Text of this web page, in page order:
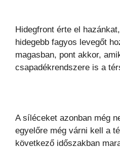
Hidegfront érte el
hidegebb fagyos levegőt
magasban, pont akkor,
csapadékrendszere is a
A síléceket azonban még
egyelőre még várni kell a
következő időszakban